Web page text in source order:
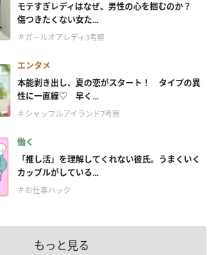
モテすぎレディはなぜ、男性の心を掴むのか？
傷つきたくない女た...
＃ガールオアレディ3考察
エンタメ
本能剥き出し、夏の恋がスタート！ タイプの異
性に一直線♡ 早く...
＃シャッフルアイランド7考察
働く
「推し活」を理解してくれない彼氏。うまくいく
カップルがしている...
＃お仕事ハック
もっと見る